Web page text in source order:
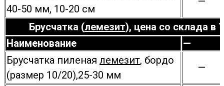
40-50 мм, 10-20 см
Брусчатка (лемезит), цена со склада в
Наименование
—
Брусчатка пиленая лемезит, бордо
(размер 10/20),25-30 мм
—